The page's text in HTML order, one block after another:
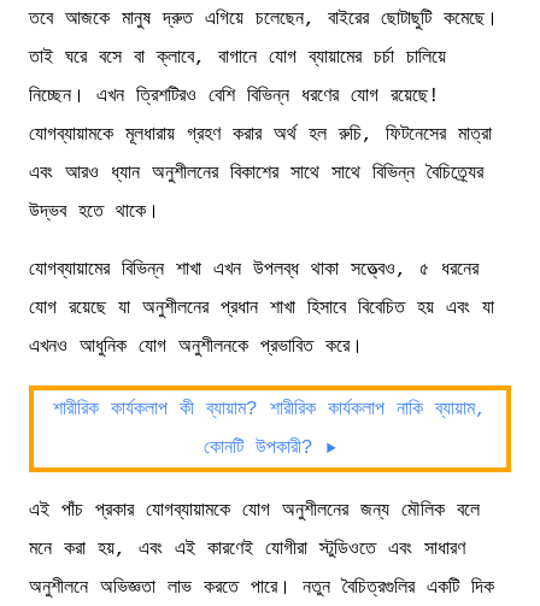
তবে আজকে মানুষ দ্রুত এগিয়ে চলেছেন, বাইরের ছোটাছুটি কমেছে।
তাই ঘরে বসে বা ক্লাবে, বাগানে যোগ ব্যায়ামের চর্চা চালিয়ে
নিচ্ছেন। এখন ত্রিশটিরও বেশি বিভিন্ন ধরণের যোগ রয়েছে!
যোগব্যায়ামকে মূলধারায় গ্রহণ করার অর্থ হল রুচি, ফিটনেসের মাত্রা
এবং আরও ধ্যান অনুশীলনের বিকাশের সাথে সাথে বিভিন্ন বৈচিত্র্যের
উদ্ভব হতে থাকে।
যোগব্যায়ামের বিভিন্ন শাখা এখন উপলব্ধ থাকা সত্ত্বেও, ৫ ধরনের
যোগ রয়েছে যা অনুশীলনের প্রধান শাখা হিসাবে বিবেচিত হয় এবং যা
এখনও আধুনিক যোগ অনুশীলনকে প্রভাবিত করে।
শারীরিক কার্যকলাপ কী ব্যায়াম? শারীরিক কার্যকলাপ নাকি ব্যায়াম,
কোনটি উপকারী? ▶️
এই পাঁচ প্রকার যোগব্যায়ামকে যোগ অনুশীলনের জন্য মৌলিক বলে
মনে করা হয়, এবং এই কারণেই যোগীরা স্টুডিওতে এবং সাধারণ
অনুশীলনে অভিজ্ঞতা লাভ করতে পারে। নতুন বৈচিত্রগুলির একটি দিক